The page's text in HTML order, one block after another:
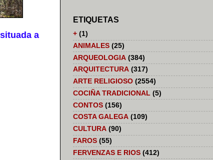
a
ETIQUETAS
+ (1)
ANIMALES (25)
ARQUEOLOGIA (384)
ARQUITECTURA (317)
ARTE RELIGIOSO (2554)
COCIÑA TRADICIONAL (5)
CONTOS (156)
COSTA GALEGA (109)
CULTURA (90)
FAROS (55)
FERVENZAS E RIOS (412)